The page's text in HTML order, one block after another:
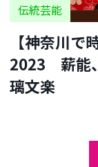
伝統芸能
【神奈川で
2023 薪能
璃文楽